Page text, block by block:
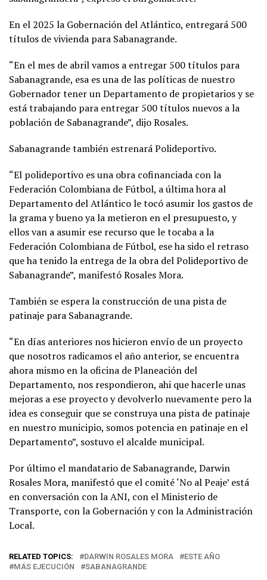
En el 2025 la Gobernación del Atlántico, entregará 500
títulos de vivienda para Sabanagrande.
“En el mes de abril vamos a entregar 500 títulos para
Sabanagrande, esa es una de las políticas de nuestro
Gobernador tener un Departamento de propietarios y se
está trabajando para entregar 500 títulos nuevos a la
población de Sabanagrande”, dijo Rosales.
Sabanagrande también estrenará Polideportivo.
“El polideportivo es una obra cofinanciada con la
Federación Colombiana de Fútbol, a última hora al
Departamento del Atlántico le tocó asumir los gastos de
la grama y bueno ya la metieron en el presupuesto, y
ellos van a asumir ese recurso que le tocaba a la
Federación Colombiana de Fútbol, ese ha sido el retraso
que ha tenido la entrega de la obra del Polideportivo de
Sabanagrande”, manifestó Rosales Mora.
También se espera la construcción de una pista de
patinaje para Sabanagrande.
“En días anteriores nos hicieron envío de un proyecto
que nosotros radicamos el año anterior, se encuentra
ahora mismo en la oficina de Planeación del
Departamento, nos respondieron, ahi que hacerle unas
mejoras a ese proyecto y devolverlo nuevamente pero la
idea es conseguir que se construya una pista de patinaje
en nuestro municipio, somos potencia en patinaje en el
Departamento”, sostuvo el alcalde municipal.
Por último el mandatario de Sabanagrande, Darwin
Rosales Mora, manifestó que el comité ‘No al Peaje’ está
en conversación con la ANI, con el Ministerio de
Transporte, con la Gobernación y con la Administración
Local.
RELATED TOPICS: DARWIN ROSALES MORA
ESTE AÑO
MÁS EJECUCIÓN
SABANAGRANDE